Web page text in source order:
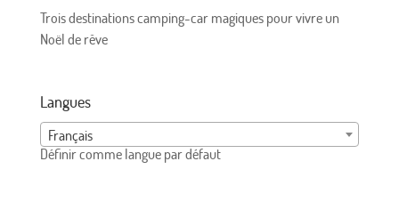
Trois destinations camping-car magiques pour vivre un
Noël de rêve
Langues
Français
Définir comme langue par défaut